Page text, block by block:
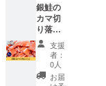
銀鮭の
カマ切
り落と
し 2kg
をお届
けしま
す。 ※
支援
者：
0人
お届